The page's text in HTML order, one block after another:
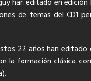
han editado en
de temas del CD1
22 años han editado
la formación clásica